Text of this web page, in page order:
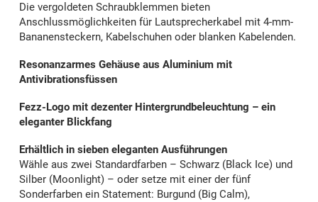
Die vergoldeten Schraubklemmen bieten
Anschlussmöglichkeiten für Lautsprecherkabel mit 4-mm-
Bananensteckern, Kabelschuhen oder blanken Kabelenden.
Resonanzarmes Gehäuse aus Aluminium mit
Antivibrationsfüssen
Fezz-Logo mit dezenter Hintergrundbeleuchtung – ein
eleganter Blickfang
Erhältlich in sieben eleganten Ausführungen
Wähle aus zwei Standardfarben – Schwarz (Black Ice) und
Silber (Moonlight) – oder setze mit einer der fünf
Sonderfarben ein Statement: Burgund (Big Calm),